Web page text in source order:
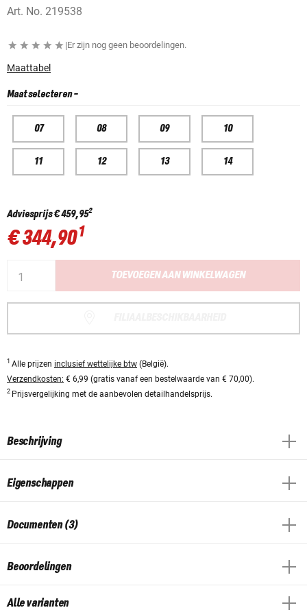
Art. No. 219538
|Er zijn nog geen beoordelingen.
Maattabel
Maat selecteren-
07 08 09 10
11 12 13 14
Adviesprijs€ 459,952
€ 344,901
TOEVOEGEN AAN WINKELWAGEN
1 Alle prijzen inclusief wettelijke btw (België).
Verzendkosten: € 6,99 (gratis vanaf een bestelwaarde van € 70,00).
2 Prijsvergelijking met de aanbevolen detailhandelsprijs.
Beschrijving
Eigenschappen
Documenten (3)
Beoordelingen
Alle varianten